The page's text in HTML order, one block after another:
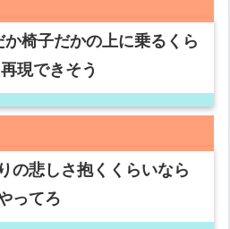
椅子だかの上に乗るくら
現できそう
の悲しさ抱くくらいなら
ってろ